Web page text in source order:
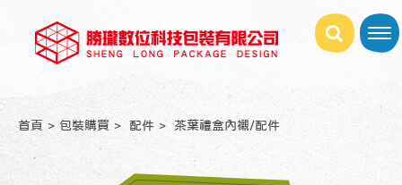
首頁 包裝購買 配件 茶葉禮盒內襯/配件